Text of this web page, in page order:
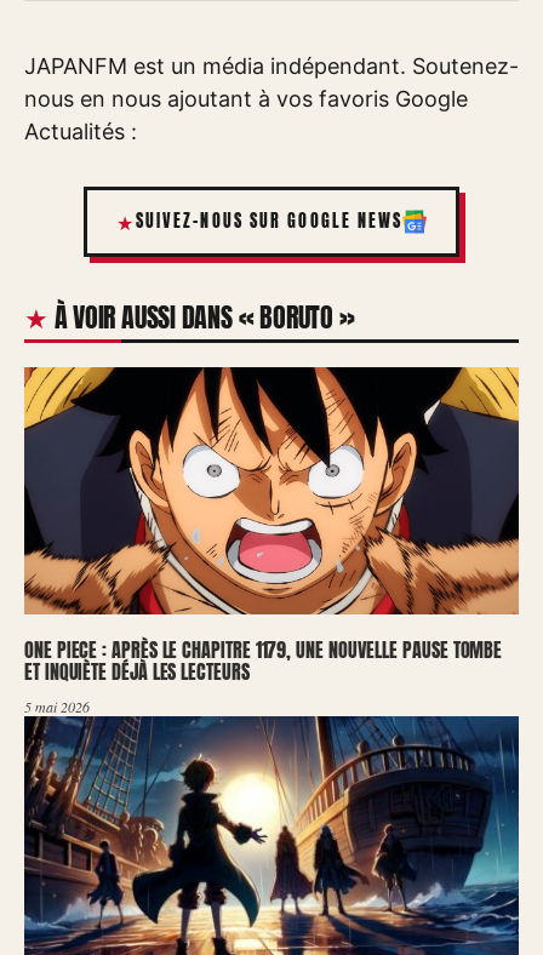
JAPANFM est un média indépendant. Soutenez-
nous en nous ajoutant à vos favoris Google
Actualités :
SUIVEZ-NOUS SUR GOOGLE NEWS
À VOIR AUSSI DANS « BORUTO »
ONE PIECE : APRÈS LE CHAPITRE 1179, UNE NOUVELLE PAUSE TOMBE
ET INQUIÈTE DÉJÀ LES LECTEURS
5 mai 2026